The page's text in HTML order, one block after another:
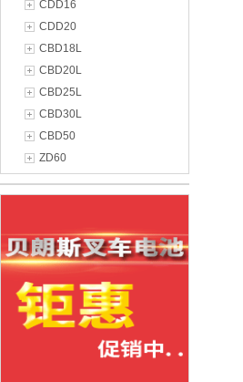
CDD16
CDD20
CBD18L
CBD20L
CBD25L
CBD30L
CBD50
ZD60